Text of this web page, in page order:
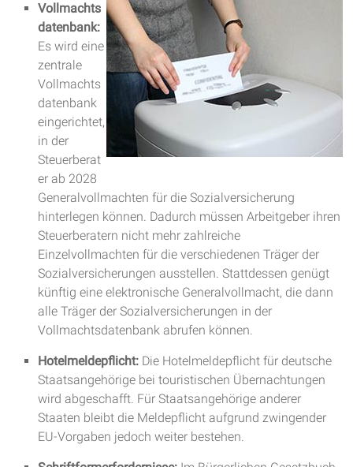
Vollmachts
datenbank:
Es wird eine
zentrale
Vollmachts
datenbank
eingerichtet,
in der
Steuerberat
er ab 2028
Generalvollmachten für die Sozialversicherung
hinterlegen können. Dadurch müssen Arbeitgeber ihren
Steuerberatern nicht mehr zahlreiche
Einzelvollmachten für die verschiedenen Träger der
Sozialversicherungen ausstellen. Stattdessen genügt
künftig eine elektronische Generalvollmacht, die dann
alle Träger der Sozialversicherungen in der
Vollmachtsdatenbank abrufen können.
Hotelmeldepflicht: Die Hotelmeldepflicht für deutsche
Staatsangehörige bei touristischen Übernachtungen
wird abgeschafft. Für Staatsangehörige anderer
Staaten bleibt die Meldepflicht aufgrund zwingender
EU-Vorgaben jedoch weiter bestehen.